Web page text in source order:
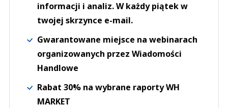
informacji i analiz. W każdy piątek w
twojej skrzynce e-mail.
Gwarantowane miejsce na webinarach
organizowanych przez Wiadomości
Handlowe
Rabat 30% na wybrane raporty WH
MARKET